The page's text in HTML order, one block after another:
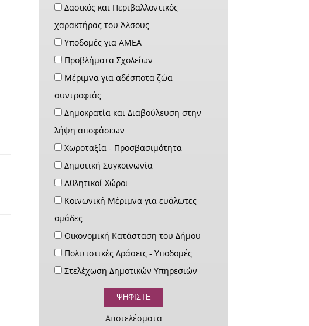
Δασικός και Περιβαλλοντικός
χαρακτήρας του Άλσους
Υποδομές για ΑΜΕΑ
Προβλήματα Σχολείων
Μέριμνα για αδέσποτα ζώα
συντροφιάς
Δημοκρατία και Διαβούλευση στην
λήψη αποφάσεων
Χωροταξία - Προσβασιμότητα
Δημοτική Συγκοινωνία
Αθλητικοί Χώροι
Κοινωνική Μέριμνα για ευάλωτες
ομάδες
Οικονομική Κατάσταση του Δήμου
Πολιτιστικές Δράσεις - Υποδομές
Στελέχωση Δημοτικών Υπηρεσιών
Αποτελέσματα